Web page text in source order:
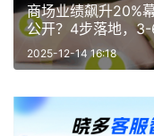
商场业绩飙升20%
公开？4步落地，
案，让您的销售额
2025-12-14 16:18